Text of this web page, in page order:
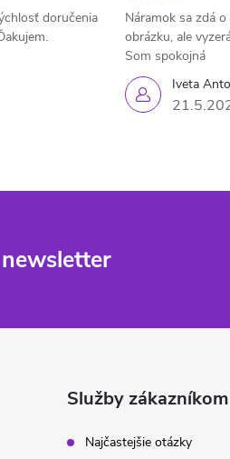
doručenia
Iveta
Náramok sa zdá
obrázku, ale
Som spokojná
Služby zákazníkom
Najčastejšie otázky